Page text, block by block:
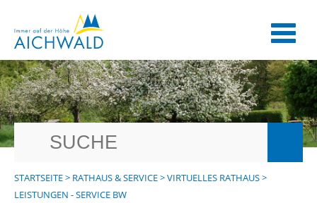
STARTSEITE> RATHAUS & SERVICE>VIRTUELLES RATHAUS>
LEISTUNGEN - SERVICE BW